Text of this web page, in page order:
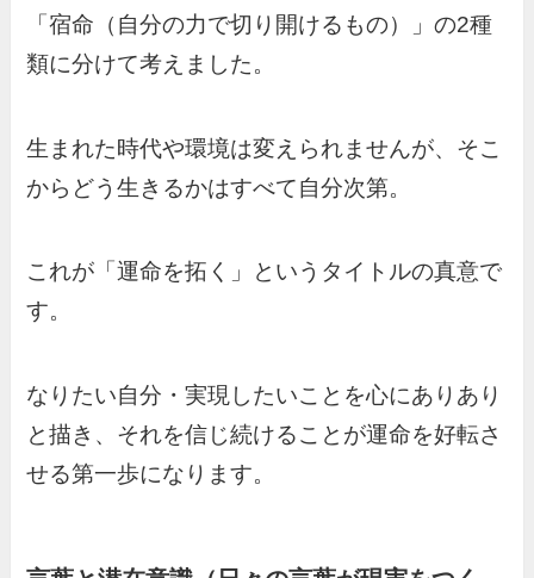
「宿命（自分の力で切り開けるもの）」の2種
類に分けて考えました。
生まれた時代や環境は変えられませんが、そこ
からどう生きるかはすべて自分次第。
これが「運命を拓く」というタイトルの真意で
す。
なりたい自分・実現したいことを心にありあり
と描き、それを信じ続けることが運命を好転さ
せる第一歩になります。